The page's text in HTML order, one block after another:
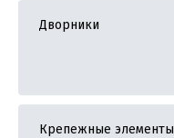
Дворники
Крепежные элементы